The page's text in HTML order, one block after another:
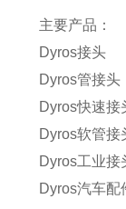
主要产品：
Dyros接头
Dyros管接头
Dyros快速接
Dyros软管接
Dyros工业接
Dyros汽车配